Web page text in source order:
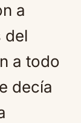
a
del
a todo
decía